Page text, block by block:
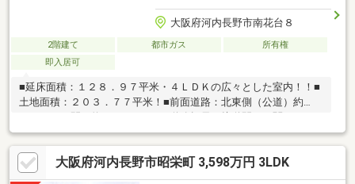
大阪府河内長野市南花台８
2階建て 都市ガス
所有権
即入居可
■延床面積：１２８．９７平米・４ＬＤＫの広々とした室内！！■
土地面積：２０３．７７平米！■前面道路：北東側（公道）約
は、現地テープ計測による寸法です。■ご家族でゆったりくつろ
ぐことができる、広々としたＬＤＫ！■居室内南向き採光のた
め、ぽかぽか陽気を感じることができます！■南海高野線「三日
市町」駅まで徒歩１６分！静かさと利便性のバランスが魅力！＜
大阪府河内長野市昭栄町 3,598万円 3LDK